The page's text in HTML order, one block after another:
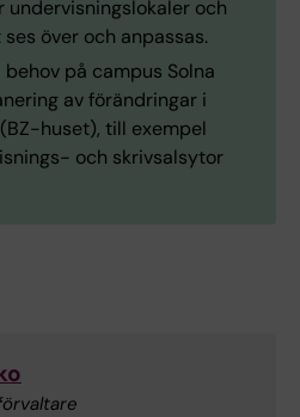
och
över och anpassas.
på campus Solna
av förändringar i
huset), till exempel
och skrivsalsytor